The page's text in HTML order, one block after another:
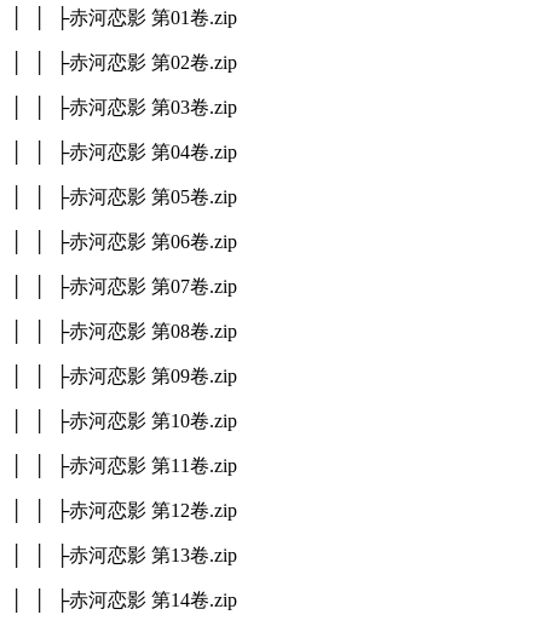
│ │ ├赤河恋影 第01卷.zip
│ │ ├赤河恋影 第02卷.zip
│ │ ├赤河恋影 第03卷.zip
│ │ ├赤河恋影 第04卷.zip
│ │ ├赤河恋影 第05卷.zip
│ │ ├赤河恋影 第06卷.zip
│ │ ├赤河恋影 第07卷.zip
│ │ ├赤河恋影 第08卷.zip
│ │ ├赤河恋影 第09卷.zip
│ │ ├赤河恋影 第10卷.zip
│ │ ├赤河恋影 第11卷.zip
│ │ ├赤河恋影 第12卷.zip
│ │ ├赤河恋影 第13卷.zip
│ │ ├赤河恋影 第14卷.zip